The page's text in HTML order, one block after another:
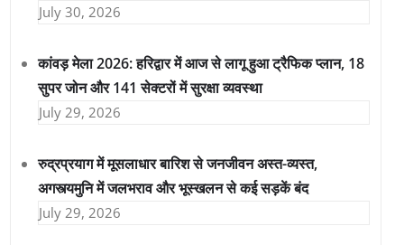
July 30, 2026
कांवड़ मेला 2026: हरिद्वार में आज से लागू हुआ ट्रैफिक प्लान, 18
सुपर जोन और 141 सेक्टरों में सुरक्षा व्यवस्था
July 29, 2026
रुद्रप्रयाग में मूसलाधार बारिश से जनजीवन अस्त-व्यस्त,
अगस्त्यमुनि में जलभराव और भूस्खलन से कई सड़कें बंद
July 29, 2026